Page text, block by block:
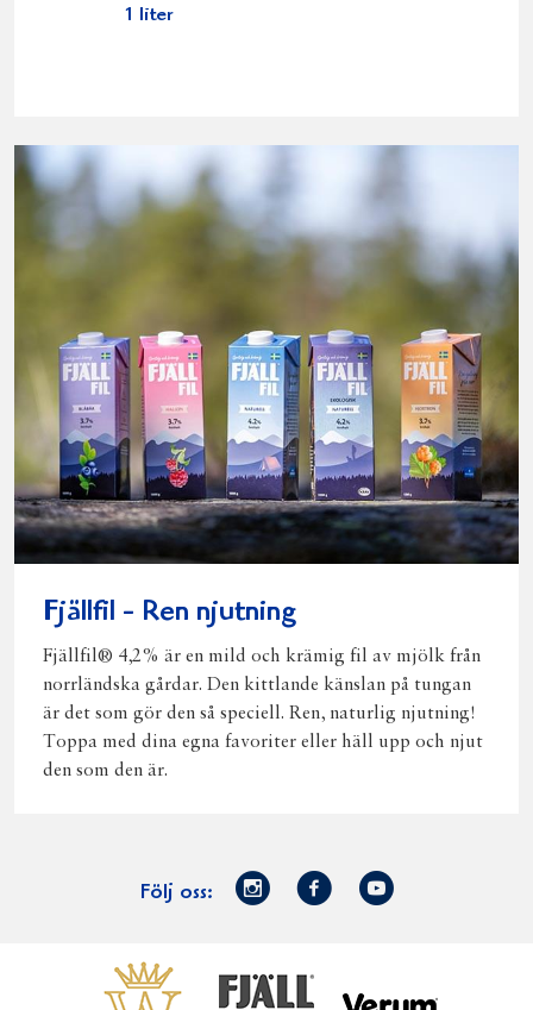
1 liter
Fjällfil - Ren njutning
Fjällfil® 4,2% är en mild och krämig fil av mjölk från
norrländska gårdar. Den kittlande känslan på tungan
är det som gör den så speciell. Ren, naturlig njutning!
Toppa med dina egna favoriter eller häll upp och njut
den som den är.
Följ oss:
Norrmejerier
Facebook
Youtube
VästerbottensostFjällfil